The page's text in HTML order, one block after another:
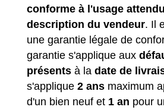
conforme à l'usage attendu
description du vendeur. Il
une garantie légale de
garantie s'applique aux
présents à la date de
s'applique 2 ans maximum
d'un bien neuf et 1 an pour